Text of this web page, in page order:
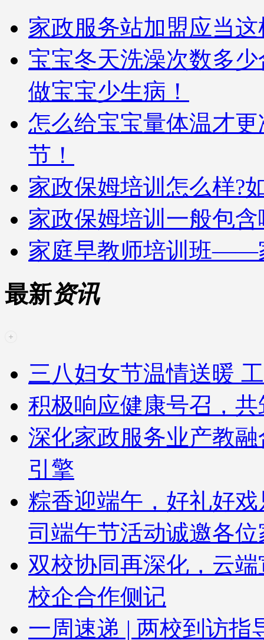
家政服务站加盟应当
宝宝冬天洗澡次数多
做宝宝少生病！
怎么给宝宝量体温才
节！
家政保姆培训怎么样?
家政保姆培训一般包含
家庭早教师培训班——
最新资讯
三八妇女节温情送暖
积极响应健康号召，
深化家政服务业产教
引擎
粽香迎端午，好礼好
司端午节活动诚邀各
双校协同再深化，云
校企合作侧记
一周速递 | 两校到访指